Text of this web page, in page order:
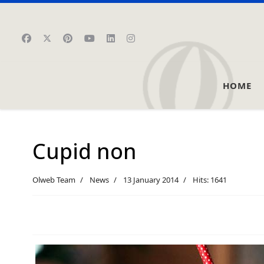
HOME
Cupid non
Olweb Team News 13 January 2014 Hits: 1641